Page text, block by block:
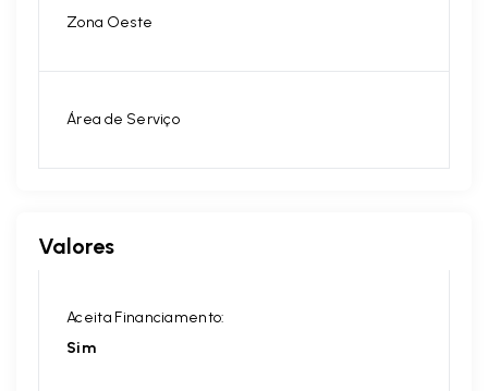
Zona Oeste
Área de Serviço
Valores
Aceita Financiamento:
Sim